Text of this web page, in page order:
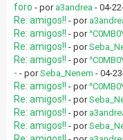
foro - por a3andrea - 04-
Re: amigos!! - por
Re: amigos!! - por
Re: amigos!! - por
Re: amigos!! - por
- - porSeba_Nenem - 04-
Re: amigos!! - por
Re: amigos!! - por
Re: amigos!! - por
Re: amigos!! - por